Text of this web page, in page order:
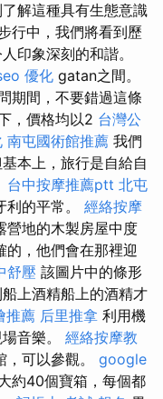
解這種具有生態意識
行中，我們將看到歷
印象深刻的和諧。
優化 gatan之間。
期間，不要錯過這條
，價格均以2 台灣公
南屯國術館推薦 我們
本上，旅行是自給自
台中按摩推薦ptt 北屯
的平常。 經絡按摩
營地的木製房屋中度
，他們會在那裡迎
舒壓 該圖片中的條形
上酒精船上的酒精才
推薦 后里推拿 利用機
音樂。 經絡按摩教
可以參觀。 google
約40個寶箱，每個都